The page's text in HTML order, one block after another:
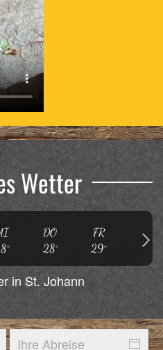
Wetter
DO
28°
FR
29°
SA
30°
in St. Johann